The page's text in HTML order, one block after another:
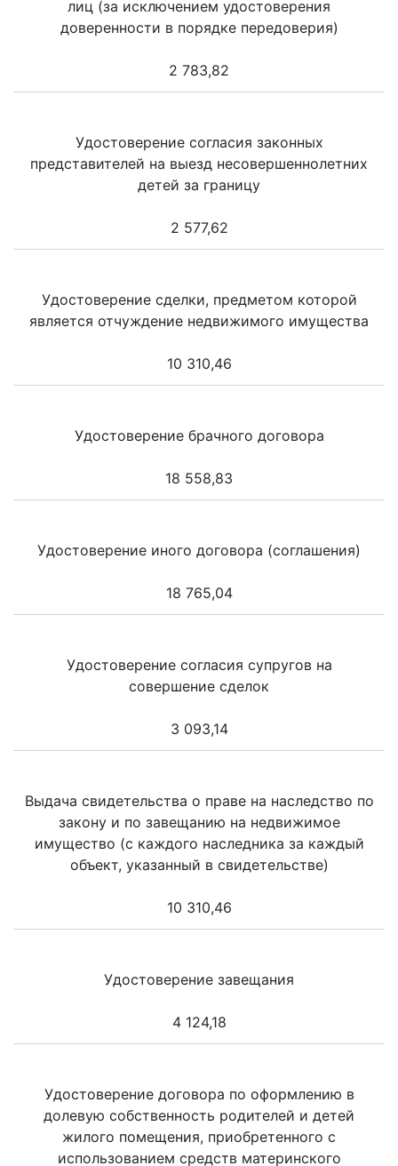
лиц (за исключением удостоверения
доверенности в порядке передоверия)
2 783,82
Удостоверение согласия законных
представителей на выезд несовершеннолетних
детей за границу
2 577,62
Удостоверение сделки, предметом которой
является отчуждение недвижимого имущества
10 310,46
Удостоверение брачного договора
18 558,83
Удостоверение иного договора (соглашения)
18 765,04
Удостоверение согласия супругов на
совершение сделок
3 093,14
Выдача свидетельства о праве на наследство по
закону и по завещанию на недвижимое
имущество (с каждого наследника за каждый
объект, указанный в свидетельстве)
10 310,46
Удостоверение завещания
4 124,18
Удостоверение договора по оформлению в
долевую собственность родителей и детей
жилого помещения, приобретенного с
использованием средств материнского